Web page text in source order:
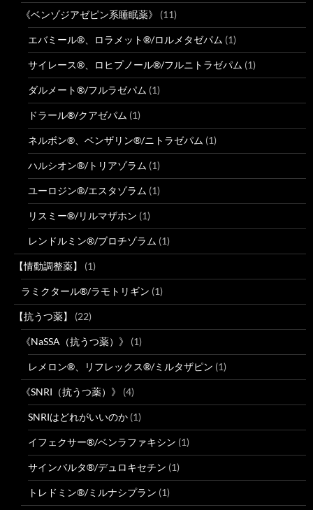
《ベンゾジアゼピン系睡眠薬》 (11)
エバミール®、ロラメット®/ロルメタゼパム (1)
サイレース®、ロヒプノール®/フルニトラゼパム (1)
ダルメート®/フルラゼパム (1)
ドラール®/クアゼパム (1)
ネルボン®、ベンザリン®/ニトラゼパム (1)
ハルシオン®/トリアゾラム (1)
ユーロジン®/エスタゾラム (1)
リスミー®/リルマザホン (1)
レンドルミン®/ブロチゾラム (1)
【情動調整薬】 (1)
ラミクタール®/ラモトリギン (1)
【抗うつ薬】 (22)
《NaSSA（抗うつ薬）》 (1)
レメロン®、リフレックス®/ミルタザピン (1)
《SNRI（抗うつ薬）》 (4)
SNRIはどれがいいのか (1)
イフェクサー®/ベンラファキシン (1)
サインバルタ®/デュロキセチン (1)
トレドミン®/ミルナシプラン (1)